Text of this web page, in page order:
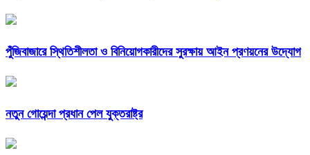
পুঁজিবাজারে স্থিতিশীলতা ও বিনিয়োগকারীদের সুরক্ষায় আইন প্রণয়নের উদ্যোগ
নতুন গোয়েন্দা প্রধান পেল যুক্তরাষ্ট্র